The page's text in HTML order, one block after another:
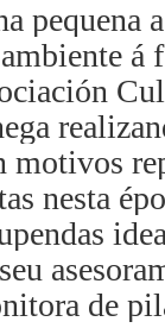
pequena
á
motivos
nesta
de